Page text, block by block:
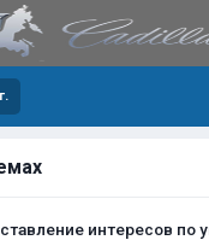
интересов по